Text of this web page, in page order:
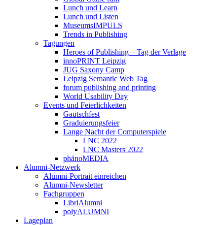
Lunch und Learn
Lunch und Listen
MuseumsIMPULS
Trends in Publishing
Tagungen
Heroes of Publishing – Tag der Verlage
innoPRINT Leipzig
JUG Saxony Camp
Leipzig Semantic Web Tag
forum publishing and printing
World Usability Day
Events und Feierlichkeiten
Gautschfest
Graduierungsfeier
Lange Nacht der Computerspiele
LNC 2022
LNC Masters 2022
phänoMEDIA
Alumni-Netzwerk
Alumni-Portrait einreichen
Alumni-Newsletter
Fachgruppen
LibriAlumni
polyALUMNI
Lageplan